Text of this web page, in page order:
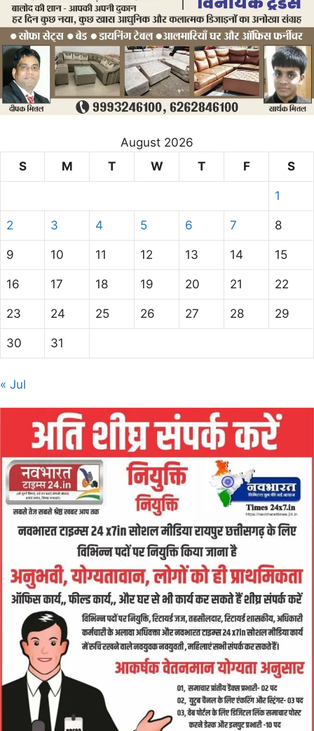
August 2026
S
M T W T F S
1
2 3 4 5 6 7 8
9 10 11 12 13 14 15
16 17 18 19 20 21 22
23 24 25 26 27 28 29
30 31
« Jul